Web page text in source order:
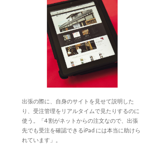
出張の際に、自身のサイトを見せて説明した
り、受注管理をリアルタイムで見たりするのに
使う。「4 割がネットからの注文なので、出張
先でも受注を確認できるiPad には本当に助けら
れています」。